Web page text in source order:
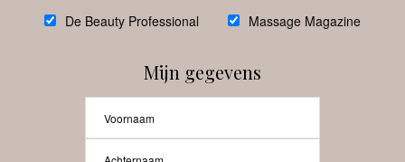
De Beauty Professional Massage Magazine
Mijn gegevens